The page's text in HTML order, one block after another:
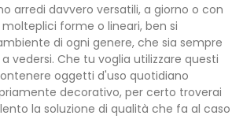
arredi davvero versatili, a giorno o con
forme o lineari, ben si
di ogni genere, che sia sempre
vedersi. Che tu voglia utilizzare questi
oggetti d'uso quotidiano
decorativo, per certo troverai
la soluzione di qualità che fa al caso